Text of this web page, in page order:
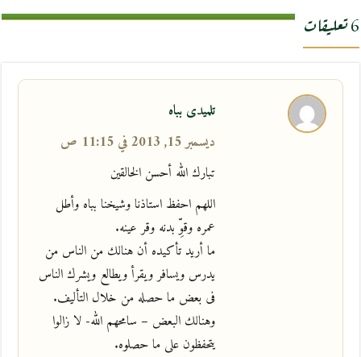
6 تعليقات
تلميدى بباه
ديسمبر 15, 2013 في 11:15 ص
تبارك الله أحسن الخالقين
اللهم احفظ استاذنا وشيخنا بباه وأطل
عمره وقوِّ بدنه وقر عينه.
ما أريد تأكيده أن هنالك من الناس من
يدرس ويسافر ويقرأ ويطالع ويشرك الناس
فى بعض ما حصله من خلال التأليف.
وهنالك البعض – سامحهم الله- لا زالوا
يتحفظون على ما حصلوه.